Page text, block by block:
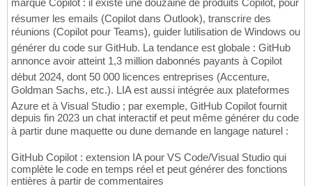
marque Copilot : il existe une douzaine de produits Copilot, pour
résumer les emails (Copilot dans Outlook), transcrire des
réunions (Copilot pour Teams), guider lutilisation de Windows ou
générer du code sur GitHub. La tendance est globale : GitHub
annonce avoir atteint 1,3 million dabonnés payants à Copilot
début 2024, dont 50 000 licences entreprises (Accenture,
Goldman Sachs, etc.). LIA est aussi intégrée aux plateformes
Azure et à Visual Studio ; par exemple, GitHub Copilot fournit
depuis fin 2023 un chat interactif et peut même générer du code
à partir dune maquette ou dune demande en langage naturel :
GitHub Copilot : extension IA pour VS Code/Visual Studio qui
complète le code en temps réel et peut générer des fonctions
entières à partir de commentaires